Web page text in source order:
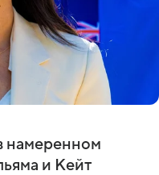
намеренном
и Кейт